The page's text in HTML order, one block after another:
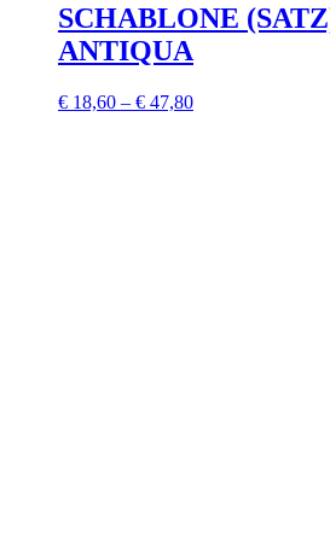
SCHABLONE
ANTIQUA
€ 18,60 – € 47,80